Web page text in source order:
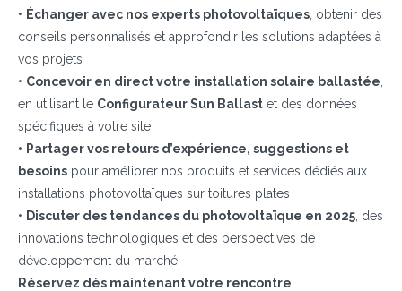
• Échanger avec nos experts photovoltaïques , obtenir des
conseils personnalisés et approfondir les solutions adaptées à
vos projets
• Concevoir en direct votre installation solaire ballastée
en utilisant le Configurateur Sun Ballast et des données
spécifiques à votre site
• Partager vos retours d’expérience, suggestions et
besoins pour améliorer nos produits et services dédiés aux
installations photovoltaïques sur toitures plates
• Discuter des tendances du photovoltaïque en 2025 , des
innovations technologiques et des perspectives de
développement du marché
Réservez dès maintenant votre rencontre
QUE FAITES-VOUS?*
Installateur
Designer
EPC